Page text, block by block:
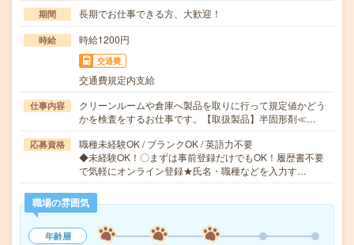
期間 長期でお仕事できる方、大歓迎！
時給 時給1200円
交通費
交通費規定内支給
仕事内容
クリーンルームや倉庫へ製品を取りに行って規定値かどう
かを検査をするお仕事です。【取扱製品】半固形剤≪…
応募資格
職種未経験OK / ブランクOK / 英語力不要
◆未経験OK！〇まずは事前登録だけでもOK！履歴書不要
で気軽にオンライン登録★氏名・職種などを入力す…
職場の雰囲気
年齢層